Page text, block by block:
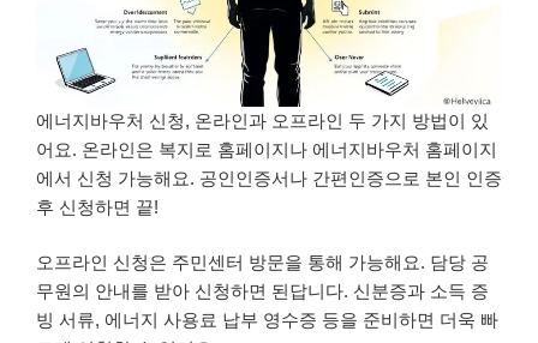
에너지바우처 신청, 온라인과 오프라인 두 가지 방법이 있
어요. 온라인은 복지로 홈페이지나 에너지바우처 홈페이지
에서 신청 가능해요. 공인인증서나 간편인증으로 본인 인증
후 신청하면 끝!
오프라인 신청은 주민센터 방문을 통해 가능해요. 담당 공
무원의 안내를 받아 신청하면 된답니다. 신분증과 소득 증
빙 서류, 에너지 사용료 납부 영수증 등을 준비하면 더욱 빠